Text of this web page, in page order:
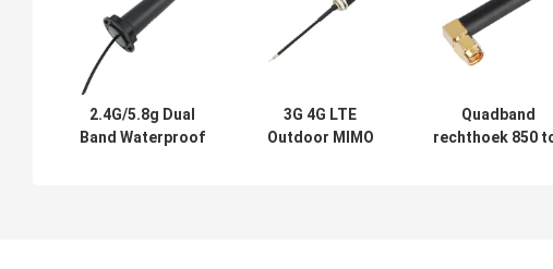
2.4G/5.8g Dual
Band Waterproof
3G 4G LTE
Outdoor MIMO
Quadband
rechthoek 850